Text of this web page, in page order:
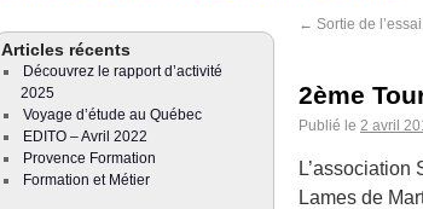
Articles récents
Découvrez le rapport d’activité
2025
Voyage d’étude au Québec
EDITO – Avril 2022
Provence Formation
Formation et Métier
← Sortie de
2ème
Publié le 2 avril
Lames de